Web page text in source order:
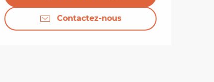
Contactez-nous